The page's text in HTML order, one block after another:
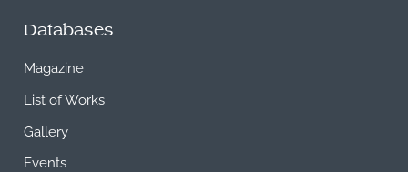
Databases
Magazine
List of Works
Gallery
Events